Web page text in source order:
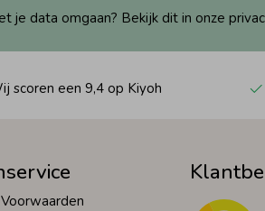
je data omgaan? Bekijk dit in onze
scoren een 9,4 op Kiyoh